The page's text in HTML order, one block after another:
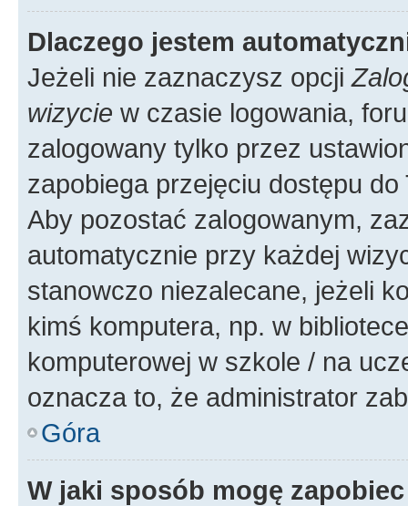
Dlaczego jestem
Jeżeli nie zaznaczysz opcji
wizycie w czasie logowania,
zalogowany tylko przez
zapobiega przejęciu dostępu
Aby pozostać zalogowanym,
automatycznie przy każdej
stanowczo niezalecane, jeżeli
kimś komputera, np. w
komputerowej w szkole / na
oznacza to, że administrator
Góra
W jaki sposób mogę